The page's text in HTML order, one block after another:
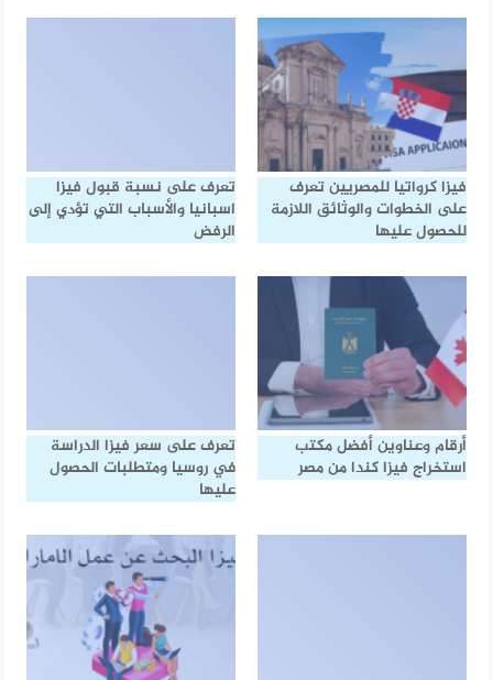
فيزا كرواتيا للمصريين تعرف
على الخطوات والوثائق اللازمة
للحصول عليها
تعرف على نسبة قبول فيزا
اسبانيا والأسباب التي تؤدي إلى
الرفض
أرقام وعناوين أفضل مكتب
استخراج فيزا كندا من مصر
تعرف على سعر فيزا الدراسة
في روسيا ومتطلبات الحصول
عليها